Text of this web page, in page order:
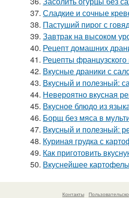
37. Сладкие и сочные
38. Пастуший пирог с
39. Завтрак на высоком
40. Рецепт домашних
41. Рецепты
42. Вкусные драники с
43. Вкусный и полезный:
44. Невероятно вкусная
45. Вкусное блюдо из
46. Борщ без мяса в
47. Вкусный и полезный:
48. Куриная грудка с
49. Как приготовить
50. Вкуснейшее
Контакты